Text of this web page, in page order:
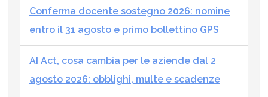
Conferma docente sostegno 2026: nomine
entro il 31 agosto e primo bollettino GPS
AI Act, cosa cambia per le aziende dal 2
agosto 2026: obblighi, multe e scadenze